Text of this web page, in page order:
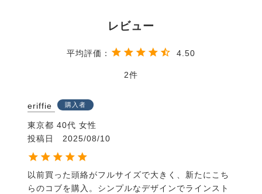
4.50
2
eriffie 購入者
東京都 40代 女性
投稿日
2025/08/10
以前買った頭絡がフルサイズで大きく、新たにこち
らのコブを購入。シンプルなデザインでラインスト